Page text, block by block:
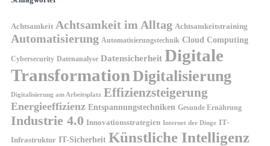
Achtsamkeit Achtsamkeit im Alltag Achtsamkeitstraining
Automatisierung Automatisierungstechnik Cloud Computing
Cybersecurity Datenanalyse Datensicherheit Digitale
TransformationDigitalisierung
Digitalisierung am Arbeitsplatz Effizienzsteigerung
Energieeffizienz Entspannungstechniken Gesunde Ernährung
Industrie 4.0 Innovationsstrategien Internet der Dinge IT-
Infrastruktur IT-Sicherheit Künstliche Intelligenz